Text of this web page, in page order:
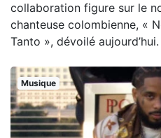
collaboration figure sur le
chanteuse colombienne, «
Tanto », dévoilé aujourd’hui.
Musique